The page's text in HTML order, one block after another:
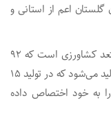
نمونه استان گلستان اعم از استانی و
استان گلستان دارای ۶۶۷ هزار هکتار زمین مستعد کشاورزی است که ۹۲
محصول در این زمین‌ها اعم از زراعی و باغبانی تولید می‌شود که در تولید ۱۵
به خود اختصاص داده